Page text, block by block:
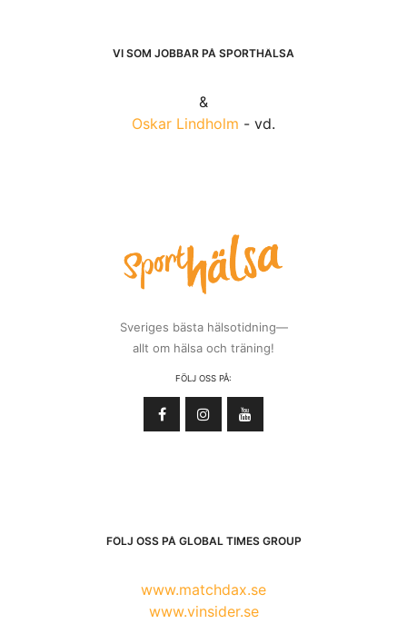
VI SOM JOBBAR PÅ SPORTHÄLSA
&
Oskar Lindholm - vd.
Sveriges bästa hälsotidning—
allt om hälsa och träning!
FÖLJ OSS PÅ:
FÖLJ OSS PÅ GLOBAL TIMES GROUP
www.matchdax.se
www.vinsider.se